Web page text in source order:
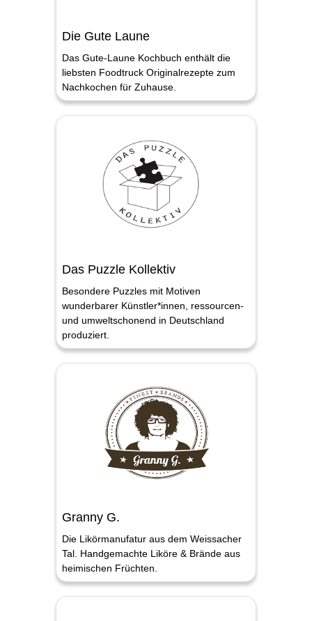
Die Gute Laune
Das Gute-Laune Kochbuch enthält die
liebsten Foodtruck Originalrezepte zum
Nachkochen für Zuhause.
Das Puzzle Kollektiv
Besondere Puzzles mit Motiven
wunderbarer Künstler*innen, ressourcen-
und umweltschonend in Deutschland
produziert.
Granny G.
Die Likörmanufatur aus dem Weissacher
Tal. Handgemachte Liköre & Brände aus
heimischen Früchten.